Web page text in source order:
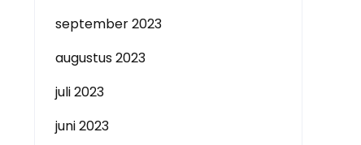
september 2023
augustus 2023
juli 2023
juni 2023